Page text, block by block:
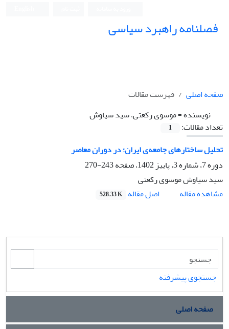
فصلنامه راهبرد سیاسی
صفحه اصلی
فهرست مقالات
نویسنده =موسوی رکعتی، سید سیاوش
تعداد مقالات:
1
تحلیل ساختارهای جامعه‌ی ایران؛ در دوران معاصر
دوره 7، شماره 3، پاییز 1402، صفحه
243-270
سید سیاوش موسوی رکعتی
مشاهده مقاله
اصل مقاله 528.33 K
جستجوی پیشرفته
صفحه اصلی